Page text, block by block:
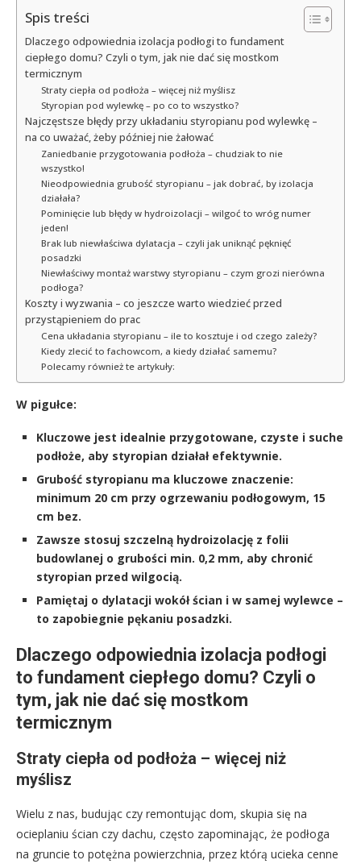
Spis treści
Dlaczego odpowiednia izolacja podłogi to fundament
ciepłego domu? Czyli o tym, jak nie dać się mostkom
termicznym
Straty ciepła od podłoża – więcej niż myślisz
Styropian pod wylewkę – po co to wszystko?
Najczęstsze błędy przy układaniu styropianu pod wylewkę –
na co uważać, żeby później nie żałować
Zaniedbanie przygotowania podłoża – chudziak to nie
wszystko!
Nieodpowiednia grubość styropianu – jak dobrać, by izolacja
działała?
Pominięcie lub błędy w hydroizolacji – wilgoć to wróg numer
jeden!
Brak lub niewłaściwa dylatacja – czyli jak uniknąć pęknięć
posadzki
Niewłaściwy montaż warstwy styropianu – czym grozi nierówna
podłoga?
Koszty i wyzwania – co jeszcze warto wiedzieć przed
przystąpieniem do prac
Cena układania styropianu – ile to kosztuje i od czego zależy?
Kiedy zlecić to fachowcom, a kiedy działać samemu?
Polecamy również te artykuły:
W pigułce:
Kluczowe jest idealnie przygotowane, czyste i suche
podłoże, aby styropian działał efektywnie.
Grubość styropianu ma kluczowe znaczenie:
minimum 20 cm przy ogrzewaniu podłogowym, 15
cm bez.
Zawsze stosuj szczelną hydroizolację z folii
budowlanej o grubości min. 0,2 mm, aby chronić
styropian przed wilgocią.
Pamiętaj o dylatacji wokół ścian i w samej wylewce –
to zapobiegnie pękaniu posadzki.
Dlaczego odpowiednia izolacja podłogi
to fundament ciepłego domu? Czyli o
tym, jak nie dać się mostkom
termicznym
Straty ciepła od podłoża – więcej niż
myślisz
Wielu z nas, budując czy remontując dom, skupia się na
ocieplaniu ścian czy dachu, często zapominając, że podłoga
na gruncie to potężna powierzchnia, przez którą ucieka cenne